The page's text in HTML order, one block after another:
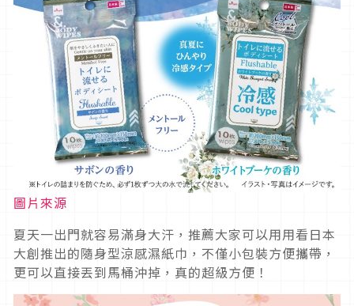
圖片來源
夏天一出門就容易滿身大汗，推薦大家可以用用看日本
大創推出的隨身型涼感濕紙巾，不僅小包裝方便攜帶，
更可以直接丟到馬桶沖掉，真的超級方便！